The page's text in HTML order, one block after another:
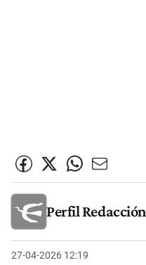
Perfil
27-04-2026 12:19